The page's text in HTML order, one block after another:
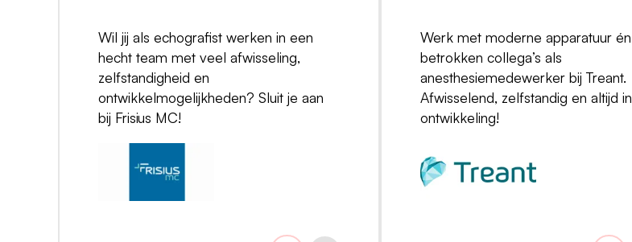
Wil jij als echografist werken in een
hecht team met veel afwisseling,
zelfstandigheid en
ontwikkelmogelijkheden? Sluit je aan
bij Frisius MC!
Werk met moderne apparatuur én
betrokken collega’s als
anesthesiemedewerker bij Treant.
Afwisselend, zelfstandig en altijd in
ontwikkeling!